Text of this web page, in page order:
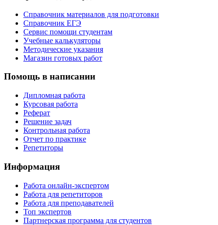
Справочник материалов для подготовки
Справочник ЕГЭ
Сервис помощи студентам
Учебные калькуляторы
Методические указания
Магазин готовых работ
Помощь в написании
Дипломная работа
Курсовая работа
Реферат
Решение задач
Контрольная работа
Отчет по практике
Репетиторы
Информация
Работа онлайн-экспертом
Работа для репетиторов
Работа для преподавателей
Топ экспертов
Партнерская программа для студентов